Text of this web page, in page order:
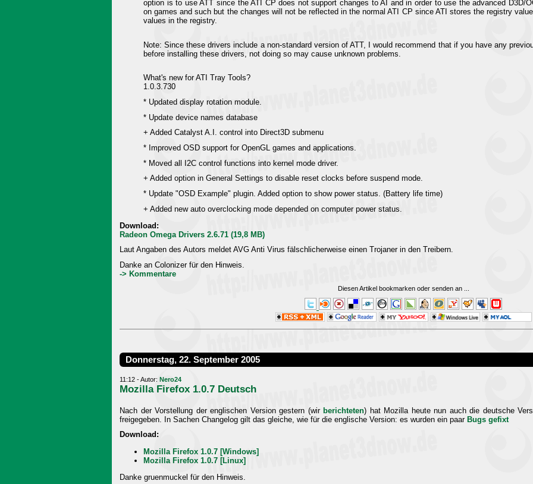
option is to use ATT since the ATI CP does not support changes to AI and in order to use the advanced D3D/
on games and such but the changes will not be reflected in the normal ATI CP since ATI stores the registry
values in the registry.
Note: Since these drivers include a non-standard version of ATT, I would recommend that if you have any
before installing these drivers, not doing so may cause unknown problems.
What's new for ATI Tray Tools?
1.0.3.730
* Updated display rotation module.
* Update device names database
+ Added Catalyst A.I. control into Direct3D submenu
* Improved OSD support for OpenGL games and applications.
* Moved all I2C control functions into kernel mode driver.
+ Added option in General Settings to disable reset clocks before suspend mode.
* Update "OSD Example" plugin. Added option to show power status. (Battery life time)
+ Added new auto overclocking mode depended on computer power status.
Download:
Radeon Omega Drivers 2.6.71 (19,8 MB)
Laut Angaben des Autors meldet AVG Anti Virus fälschlicherweise einen Trojaner in den Treibern.
Danke an Colonizer für den Hinweis.
-> Kommentare
Diesen Artikel bookmarken oder senden an
Donnerstag, 22. September 2005
11:12 - Autor: Nero24
Mozilla Firefox 1.0.7 Deutsch
Nach der Vorstellung der englischen Version gestern (wir berichteten) hat Mozilla heute nun auch die deutsche
freigegeben. In Sachen Changelog gilt das gleiche, wie für die englische Version: es wurden ein paar Bugs gefixt
Download:
Mozilla Firefox 1.0.7 [Windows]
Mozilla Firefox 1.0.7 [Linux]
Danke gruenmuckel für den Hinweis.